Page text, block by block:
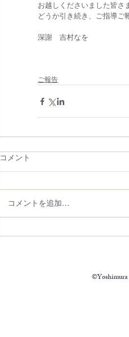
お越しくださいました皆さ
どうか引き続き、ご指導ご
深謝　吉村なを
ご報告
コメント
コメントを追加…
©Yoshimura